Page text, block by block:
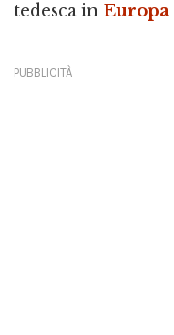
tedesca in Europa
PUBBLICITÀ